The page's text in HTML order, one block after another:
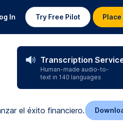
In Try Free Pilot
Transcription
Human-made audio-to-
text in 140 languages
el éxito financiero.